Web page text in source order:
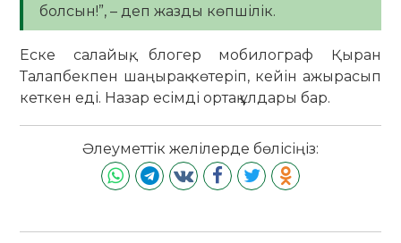
болсын!”, – деп жазды көпшілік.
Еске салайық, блогер мобилограф Қыран
Талапбекпен шаңырақ көтеріп, кейін ажырасып
кеткен еді. Назар есімді ортақ ұлдары бар.
Әлеуметтік желілерде бөлісіңіз: